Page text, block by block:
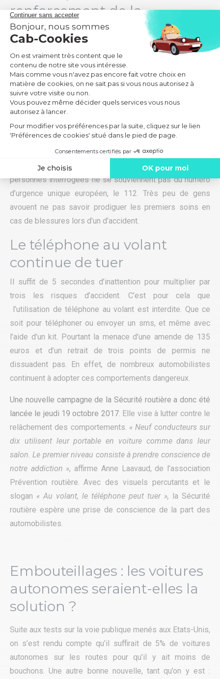
renforcement de la
sensibilisation
Les résultats du sondage montrent que 80% des
interviewés sont d’accord pour que davantage de
campagnes de prévention soient faitespour que le plus
grand nombre connaisse mieux les règles. En même
temps, 73% des Français se disent favorables à
l’augmentation des amendes pour ceux qui ne respectent
pas les règles.
Des lacunes ont été constatées chez les conducteurs
concernant le secours et l’urgence. En effet, 50% des
personnes interrogées ne se souviennent pas du numéro
d’urgence unique européen, le 112. Très peu de gens
avouent ne pas savoir prodiguer les premiers soins en
cas de blessures lors d’un d’accident.
Le téléphone au volant
continue de tuer
Il suffit de 5 secondes d’inattention pour multiplier par
trois les risques d’accident. C’est pour cela que
l’utilisation de téléphone au volant est interdite. Que ce
soit pour téléphoner ou envoyer un sms, et même avec
l’aide d’un kit. Pourtant la menace d’une amende de 135
euros et d’un retrait de trois points de permis ne
dissuadent pas. En effet, de nombreux automobilistes
continuent à adopter ces comportements dangereux.
Une nouvelle campagne de la Sécurité routière a donc été
lancée le jeudi 19 octobre 2017. Elle vise à lutter contre le
relâchement des comportements. « Neuf conducteurs sur
dix utilisent leur portable en voiture comme dans leur
salon. Le premier niveau consiste à prendre conscience de
notre addiction », affirme Anne Laavaud, de l’association
Prévention routière. Avec des visuels percutants et le
slogan « Au volant, le téléphone peut tuer », la Sécurité
routière espère une prise de conscience de la part des
automobilistes.
Embouteillages : les voitures
autonomes seraient-elles la
solution ?
Suite aux tests sur la voie publique menés aux Etats-Unis,
on s’est rendu compte qu’il suffirait de 5% de voitures
autonomes sur les routes pour qu’il y ait moins de
bouchons. Une autre bonne nouvelle, tant qu’on y est :